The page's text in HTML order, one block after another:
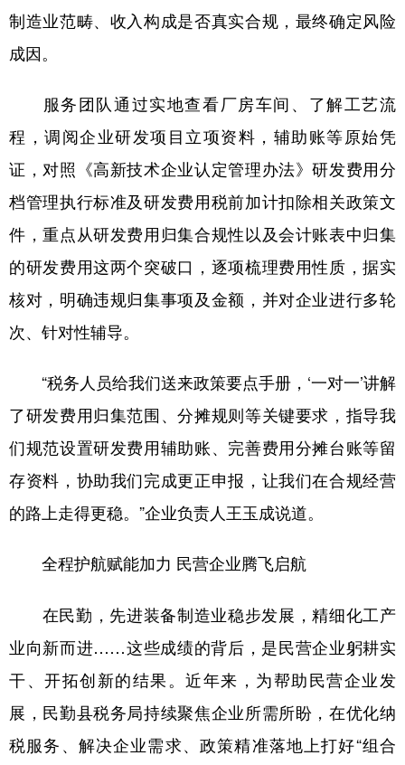
制造业范畴、收入构成是否真实合规，最终确定风险
成因。
服务团队通过实地查看厂房车间、了解工艺流
程，调阅企业研发项目立项资料，辅助账等原始凭
证，对照《高新技术企业认定管理办法》研发费用分
档管理执行标准及研发费用税前加计扣除相关政策文
件，重点从研发费用归集合规性以及会计账表中归集
的研发费用这两个突破口，逐项梳理费用性质，据实
核对，明确违规归集事项及金额，并对企业进行多轮
次、针对性辅导。
“税务人员给我们送来政策要点手册，‘一对一’讲解
了研发费用归集范围、分摊规则等关键要求，指导我
们规范设置研发费用辅助账、完善费用分摊台账等留
存资料，协助我们完成更正申报，让我们在合规经营
的路上走得更稳。”企业负责人王玉成说道。
全程护航赋能加力 民营企业腾飞启航
在民勤，先进装备制造业稳步发展，精细化工产
业向新而进……这些成绩的背后，是民营企业躬耕实
干、开拓创新的结果。近年来，为帮助民营企业发
展，民勤县税务局持续聚焦企业所需所盼，在优化纳
税服务、解决企业需求、政策精准落地上打好“组合